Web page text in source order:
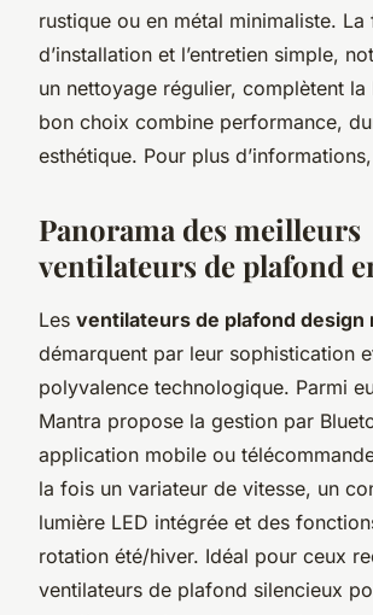
rustique ou en métal minimaliste. La
d’installation et l’entretien simple,
un nettoyage régulier, complètent la
bon choix combine performance,
esthétique. Pour plus d’informations,
Panorama des meilleurs
ventilateurs de plafond
Les ventilateurs de plafond design
démarquent par leur sophistication
polyvalence technologique. Parmi
Mantra propose la gestion par
application mobile ou
la fois un variateur de vitesse, un
lumière LED intégrée et des
rotation été/hiver. Idéal pour ceux
ventilateurs de plafond silencieux